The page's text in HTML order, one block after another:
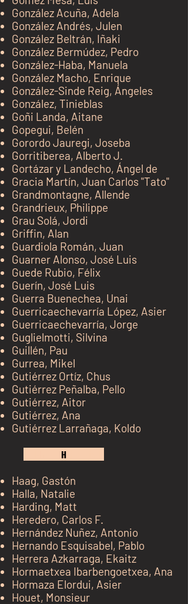
González Acuña, Adela
González Andrés, Julen
González Beltrán, Iñaki
González Bermúdez, Pedro
González-Haba, Manuela
González Macho, Enrique
González-Sinde Reig, Ángeles
González, Tinieblas
Goñi Landa, Aitane
Gopegui, Belén
Gorordo Jauregi, Joseba
Gorritiberea, Alberto J.
Gortázar y Landecho, Ángel de
Gracia Martín, Juan Carlos"Tato"
Grandmontagne, Allende
Grandrieux, Philippe
Grau Solá, Jordi
Griffin, Alan
Guardiola Román, Juan
Guarner Alonso, José Luis
Guede Rubio, Félix
Guerín, José Luis
Guerra Buenechea, Unai
Guerricaechevarría López, Asier
Guerricaechevarría, Jorge
Guglielmotti, Silvina
Guillén, Pau
Gurrea, Mikel
Gutiérrez Ortíz, Chus
Gutiérrez Peñalba, Pello
Gutiérrez, Aitor
Gutiérrez, Ana
Gutiérrez Larrañaga, Koldo
H
Haag, Gastón
Halla, Natalie
Harding, Matt
Heredero, Carlos F.
Hernández Nuñez, Antonio
Hernando Esquisabel, Pablo
Herrera Azkarraga, Ekaitz
Hormaetxea Ibarbengoetxea, Ana
Hormaza Elordui, Asier
Houet, Monsieur